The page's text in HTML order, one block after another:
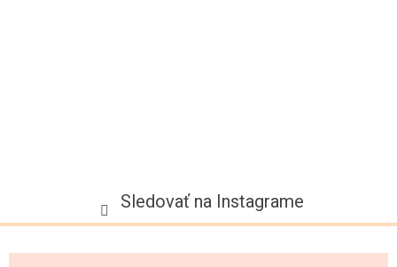
Sledovať na Instagrame